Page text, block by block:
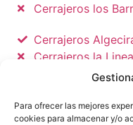
Para ofrecer las mejores
cookies para almacenar y/o
Cerrajeros los
Cerrajeros
Cerrajeros la Linea
Cerrajeros Tarifa
Politica de